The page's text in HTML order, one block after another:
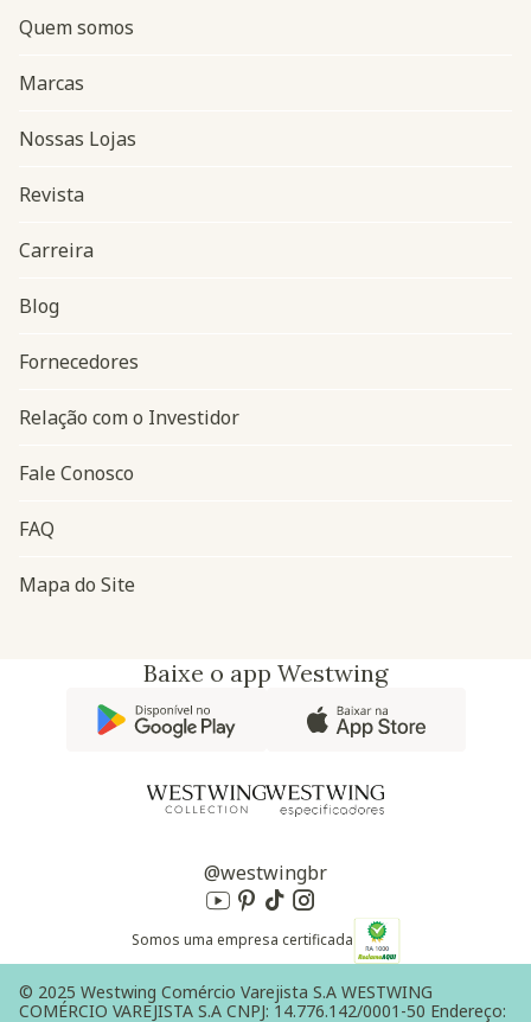
Navegação do rodapé
Quem somos
Marcas
Nossas Lojas
Revista
Carreira
Blog
Fornecedores
Relação com o Investidor
Fale Conosco
FAQ
Mapa do Site
Baixe o app Westwing
@westwingbr
Somos uma empresa certificada
© 2025 Westwing Comércio Varejista S.A WESTWING
COMÉRCIO VAREJISTA S.A CNPJ: 14.776.142/0001-50 Endereço: